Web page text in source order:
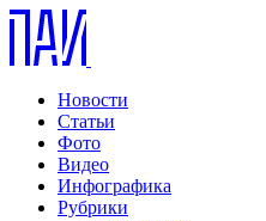
Новости
Статьи
Фото
Видео
Инфографика
Рубрики